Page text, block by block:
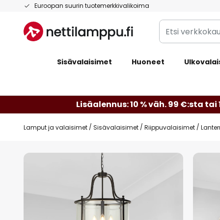
Euroopan suurin tuotemerkkivalikoima
Skip
Content
Etsi
verkkokaupan
Sisävalaisimet Huoneet
Lisäalennus: 10 % väh. 99 €:sta tai
Lamput ja valaisimet Sisävalaisimet Riippuvalaisimet
Skip